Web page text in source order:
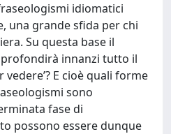
idiomatici
una grande sfida per chi
Su questa base il
innanzi tutto il
vedere’? E cioè quali forme
sono
fase di
possono essere dunque